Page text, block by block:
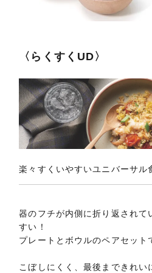
〈らくすくUD〉
楽々すくいやすいユニバーサル
器のフチが内側に折り返されて
すい！
プレートとボウルのペアセット
こぼしにくく、最後まできれい